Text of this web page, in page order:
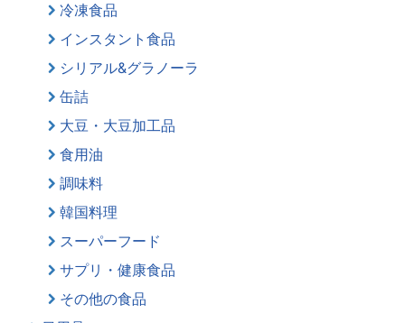
冷凍食品
インスタント食品
シリアル&グラノーラ
缶詰
大豆・大豆加工品
食用油
調味料
韓国料理
スーパーフード
サプリ・健康食品
その他の食品